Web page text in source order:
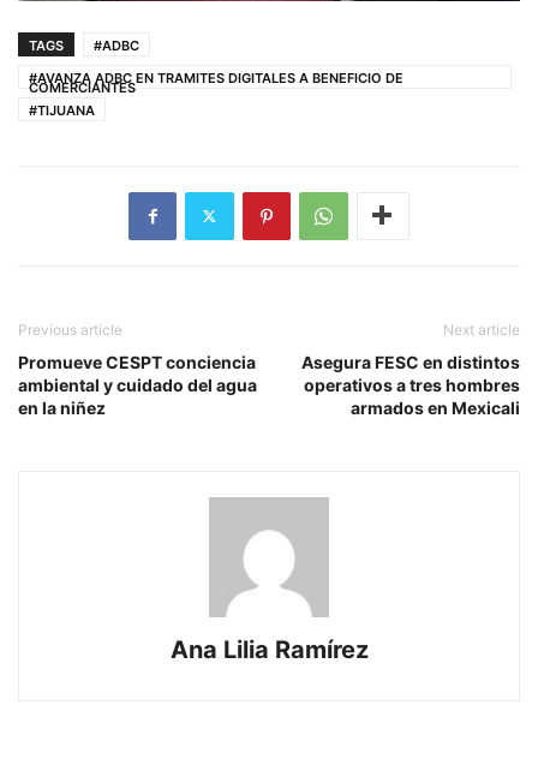
TAGS
#ADBC
#AVANZA ADBC EN TRAMITES DIGITALES A BENEFICIO DE
COMERCIANTES
#TIJUANA
Previous article
Promueve CESPT conciencia
ambiental y cuidado del agua
en la niñez
Next article
Asegura FESC en distintos
operativos a tres hombres
armados en Mexicali
Ana Lilia Ramírez